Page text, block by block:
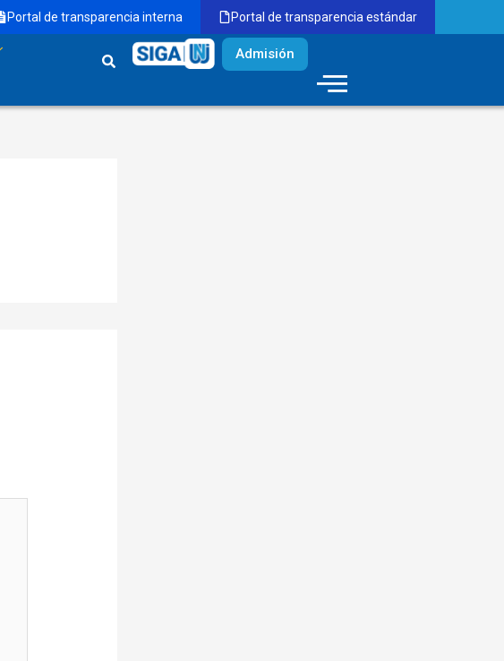
Portal de transparencia interna Portal de transparencia estándar
Admisión